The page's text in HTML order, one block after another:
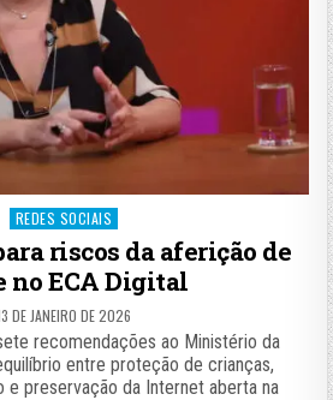
Posted
REDES SOCIAIS
riscos da aferição de
no ECA Digital
DE JANEIRO DE 2026
recomendações ao Ministério da
entre proteção de crianças,
e preservação da Internet aberta na